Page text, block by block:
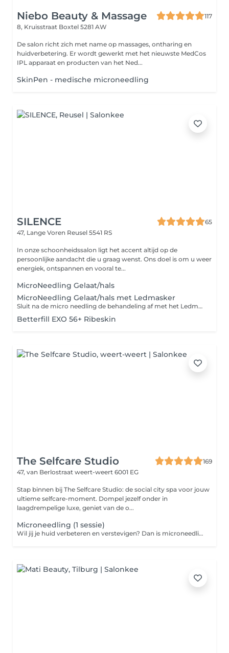
Niebo Beauty & Massage
117
8, Kruisstraat Boxtel 5281 AW
De salon richt zich met name op massages, ontharing en
huidverbetering. Er wordt gewerkt met het nieuwste MedCos
IPL apparaat en producten van het Ned...
SkinPen - medische microneedling
SILENCE
65
47, Lange Voren Reusel 5541 RS
In onze schoonheidssalon ligt het accent altijd op de
persoonlijke aandacht die u graag wenst. Ons doel is om u weer
energiek, ontspannen en vooral te...
MicroNeedling Gelaat/hals
MicroNeedling Gelaat/hals met Ledmasker
Sluit na de micro needling de behandeling af met het Ledmasker van dermapen. Dit is een niet-invasieve lichttherapiebehandeling voor het verminderen van fijne lijntjes en rimpels, ouderdomsvlekken, zonneschade, pigmentvlekken en het verbeteren van de huidtextuur/littekens. Het Dermapen LED masker maakt gebruik van de nieuwste wetenschappelijke ontwikkelingen en onderzoek op het gebied van lichttherapie om uw LED-behandeling volledig te optimaliseren, waarbij niet alleen rood licht wordt gebruikt, maar ook bijna-infraroodlicht. Het LED Masker wordt gebruikt in combinatie met de speciaal hiervoor ontworpen Lumafuse Hydrogel masker. Het Lumafuse Hydrogel masker absorbeert het LED licht voor verbeterde penetratie van zowel de actieve stoffen als het licht. Het Dermapen LED masker maakt gebruik van de nieuwste wetenschappelijke ontwikkelingen en onderzoek op het gebied van lichttherapie om uw led-behandeling volledig te optimaliseren. Een enkele sessie van 10 minuten van de Dermapen LED masker laat je huid voller, meer gehydrateerd en verfrist aanvoelen. Deze resultaten verbeteren bij herhaald gebruik.
Betterfill EXO 56+ Ribeskin
The Selfcare Studio
169
47, van Berlostraat weert-weert 6001 EG
Stap binnen bij The Selfcare Studio: de social city spa voor jouw
ultieme selfcare-moment. Dompel jezelf onder in
laagdrempelige luxe, geniet van de o...
Microneedling (1 sessie)
Wil jij je huid verbeteren en verstevigen? Dan is microneedling de behandeling voor jou. Met minuscule naaldjes worden er kleine beschadigingen in de huid gemaakt. Hierdoor gaat de huid zich vernieuwen en wordt de aanmaak van collageen en elastine gestimuleerd. De voordelen: - Stimuleert huidvernieuwing en de aanmaak van collageen - Verzacht rimpels en pigmentvlekken - Herstelt de vochtbalans: hydratatie en een stralende huid! - Verkleint grove poriën: hierdoor krijg je een fijnere huidtextuur - Zorgt voor een gladde en frisse huid: een zijdezacht gevoel